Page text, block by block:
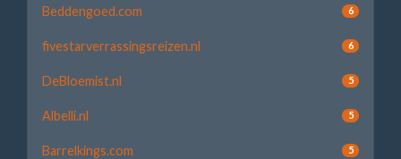
Beddengoed.com 6
fivestarverrassingsreizen.nl 6
DeBloemist.nl 5
Albelli.nl 5
Barrelkings.com 5